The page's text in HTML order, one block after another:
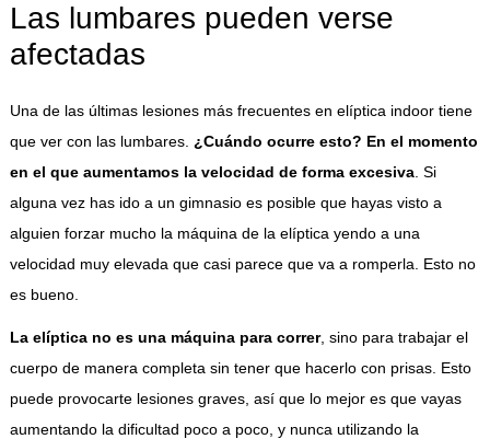
Las lumbares pueden verse
afectadas
Una de las últimas lesiones más frecuentes en elíptica indoor tiene
que ver con las lumbares. ¿Cuándo ocurre esto? En el momento
en el que aumentamos la velocidad de forma excesiva. Si
alguna vez has ido a un gimnasio es posible que hayas visto a
alguien forzar mucho la máquina de la elíptica yendo a una
velocidad muy elevada que casi parece que va a romperla. Esto no
es bueno.
La elíptica no es una máquina para correr, sino para trabajar el
cuerpo de manera completa sin tener que hacerlo con prisas. Esto
puede provocarte lesiones graves, así que lo mejor es que vayas
aumentando la dificultad poco a poco, y nunca utilizando la